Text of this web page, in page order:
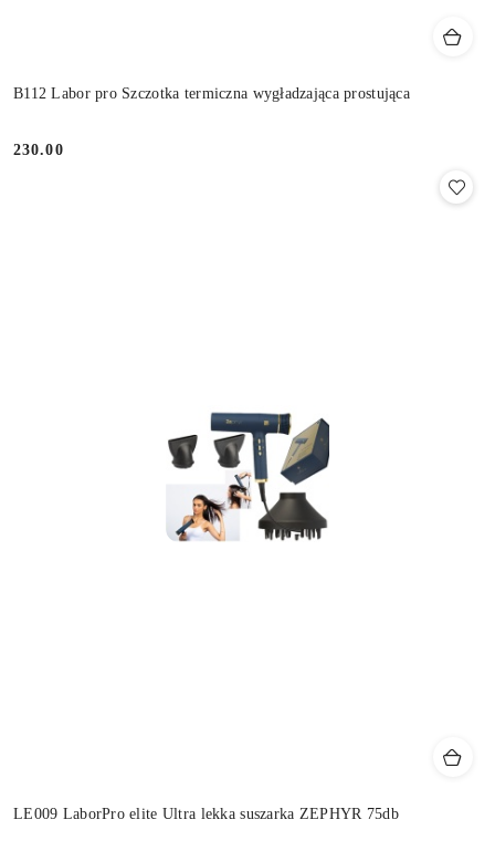
B112 Labor pro Szczotka termiczna wygładzająca prostująca
230.00
LE009 LaborPro elite Ultra lekka suszarka ZEPHYR 75db